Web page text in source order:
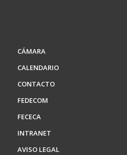
CÁMARA
CALENDARIO
CONTACTO
FEDECOM
FECECA
INTRANET
AVISO LEGAL